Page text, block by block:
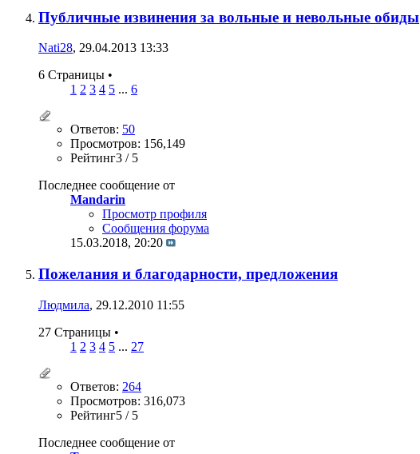
Публичные извинения за вольные и невольные обиды
Nati28, 29.04.2013 13:33
6 Страницы •
1 2 3 4 5 ... 6
Ответов: 50
Просмотров: 156,149
Рейтинг3 / 5
Последнее сообщение от
Mandarin
Просмотр профиля
Сообщения форума
15.03.2018, 20:20
Пожелания и благодарности, предложения
Людмила, 29.12.2010 11:55
27 Страницы •
1 2 3 4 5 ... 27
Ответов: 264
Просмотров: 316,073
Рейтинг5 / 5
Последнее сообщение от